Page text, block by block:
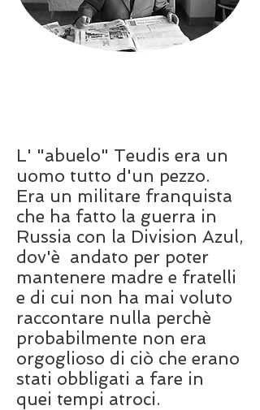
L' "abuelo" Teudis era un
uomo tutto d'un pezzo.
Era un militare franquista
che ha fatto la guerra in
Russia con la Division Azul,
dov'è andato per poter
mantenere madre e fratelli
e di cui non ha mai voluto
raccontare nulla perchè
probabilmente non era
orgoglioso di ciò che erano
stati obbligati a fare in
quei tempi atroci.